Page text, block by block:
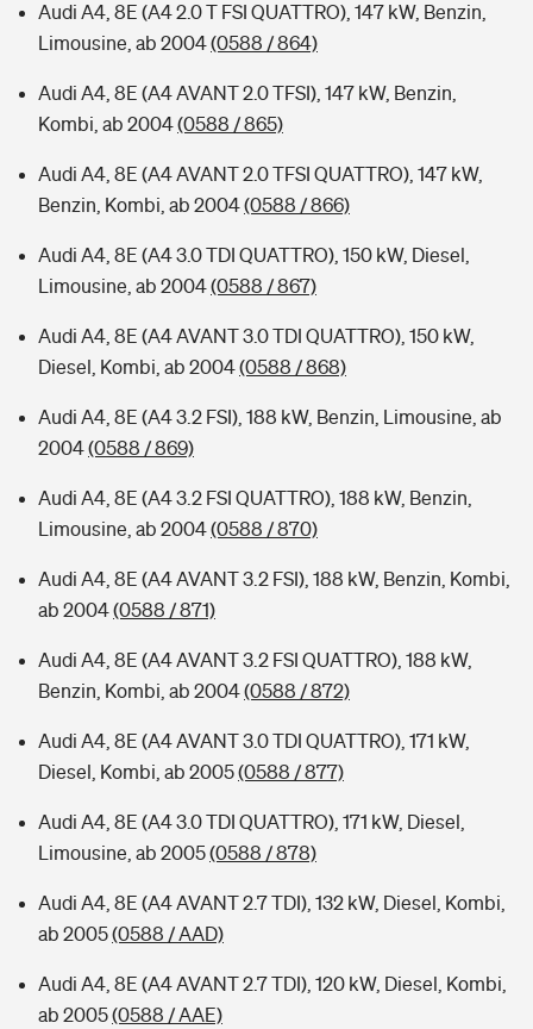
Audi A4, 8E (A4 2.0 T FSI QUATTRO), 147 kW, Benzin,
Limousine, ab 2004(0588 / 864)
Audi A4, 8E (A4 AVANT 2.0 TFSI), 147 kW, Benzin,
Kombi, ab 2004(0588 / 865)
Audi A4, 8E (A4 AVANT 2.0 TFSI QUATTRO), 147 kW,
Benzin, Kombi, ab 2004(0588 / 866)
Audi A4, 8E (A4 3.0 TDI QUATTRO), 150 kW, Diesel,
Limousine, ab 2004(0588 / 867)
Audi A4, 8E (A4 AVANT 3.0 TDI QUATTRO), 150 kW,
Diesel, Kombi, ab 2004(0588 / 868)
Audi A4, 8E (A4 3.2 FSI), 188 kW, Benzin, Limousine, ab
2004(0588 / 869)
Audi A4, 8E (A4 3.2 FSI QUATTRO), 188 kW, Benzin,
Limousine, ab 2004(0588 / 870)
Audi A4, 8E (A4 AVANT 3.2 FSI), 188 kW, Benzin, Kombi,
ab 2004(0588 / 871)
Audi A4, 8E (A4 AVANT 3.2 FSI QUATTRO), 188 kW,
Benzin, Kombi, ab 2004(0588 / 872)
Audi A4, 8E (A4 AVANT 3.0 TDI QUATTRO), 171 kW,
Diesel, Kombi, ab 2005(0588 / 877)
Audi A4, 8E (A4 3.0 TDI QUATTRO), 171 kW, Diesel,
Limousine, ab 2005(0588 / 878)
Audi A4, 8E (A4 AVANT 2.7 TDI), 132 kW, Diesel, Kombi,
ab 2005(0588 / AAD)
Audi A4, 8E (A4 AVANT 2.7 TDI), 120 kW, Diesel, Kombi,
ab 2005(0588 / AAE)